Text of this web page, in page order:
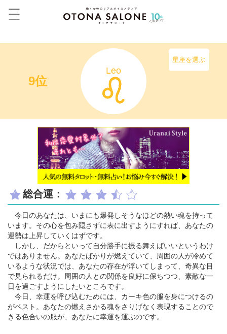
9位
Leo
星座を選ぶ
総合運：
今日のあなたは、いまにも爆発しそうなほどの熱い魂を持って
います。その心を包み隠さずに表に出すようにすれば、あなたの
運勢は上昇していくはずです。
しかし、だからといって自分勝手に振る舞えばいいというわけ
ではありません。あなたばかりが燃えていて、周囲の人が冷めて
いるような状況では、あなたの存在が浮いてしまって、奇異な目
で見られるだけ。周囲の人との関係を良好に保ちつつ、素敵な一
日を過ごすようにしたいところです。
今日、幸運を呼び込むためには、カーキ色の服を身につけるの
がベスト。あなたの燃えさかる魂をさりげなく表現することので
きる色合いの服が、あなたに幸運を運ぶのです。